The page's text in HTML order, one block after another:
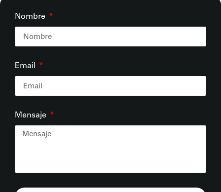
Nombre
Email
Mensaje